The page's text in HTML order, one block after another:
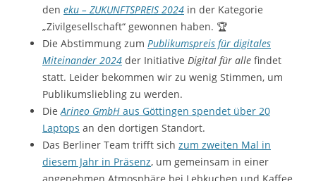
den eku – ZUKUNFTSPREIS 2024 in der Kategorie
„Zivilgesellschaft“ gewonnen haben. 🏆
Die Abstimmung zum Publikumspreis für digitales
Miteinander 2024 der Initiative Digital für alle findet
statt. Leider bekommen wir zu wenig Stimmen, um
Publikumsliebling zu werden.
DieArineo GmbH aus Göttingen spendet über 20
Laptops an den dortigen Standort.
Das Berliner Team trifft sich zum zweiten Mal in
diesem Jahr in Präsenz, um gemeinsam in einer